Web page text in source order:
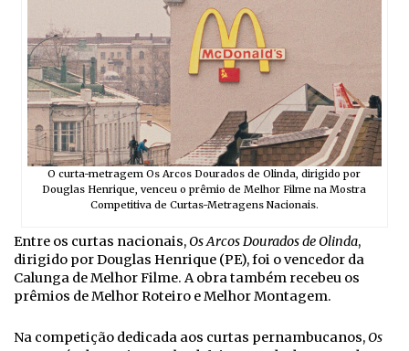
O curta-metragem Os Arcos Dourados de Olinda, dirigido por
Douglas Henrique, venceu o prêmio de Melhor Filme na Mostra
Competitiva de Curtas-Metragens Nacionais.
Entre os curtas nacionais,Os Arcos Dourados de Olinda,
dirigido por Douglas Henrique (PE), foi o vencedor da
Calunga de Melhor Filme. A obra também recebeu os
prêmios de Melhor Roteiro e Melhor Montagem.
Na competição dedicada aos curtas pernambucanos,Os